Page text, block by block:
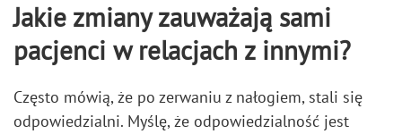
Jakie zmiany zauważają sami
pacjenci w relacjach z innymi?
Często mówią, że po zerwaniu z nałogiem, stali się
odpowiedzialni. Myślę, że odpowiedzialność jest